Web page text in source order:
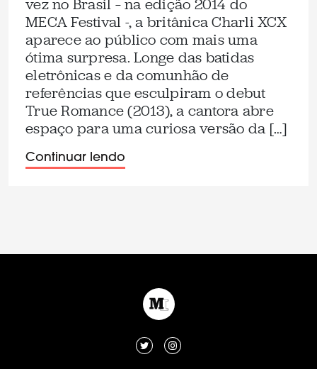
vez no Brasil – na edição 2014 do
MECA Festival -, a britânica Charli XCX
aparece ao público com mais uma
ótima surpresa. Longe das batidas
eletrônicas e da comunhão de
referências que esculpiram o debut
True Romance (2013), a cantora abre
espaço para uma curiosa versão da […]
Continuar lendo